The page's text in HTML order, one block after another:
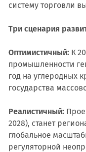
систему торговли
Три сценария
Оптимистичный:К
промышленности
год на углеродных
государства
Реалистичный:
2028), станет
глобальное
регуляторной